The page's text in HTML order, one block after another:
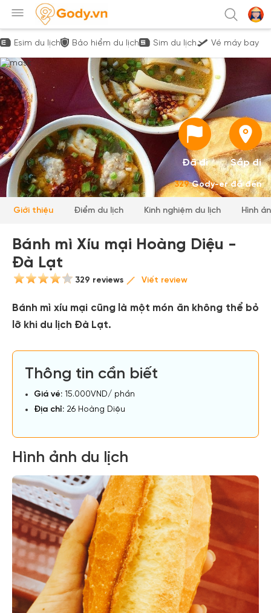
Esim du lịch Bảo hiểm du lịch Sim du lịch Vé máy bay
Đã đi Sắp đi
329Gody-er đã đến
Giới thiệu Điểm du lịch Kinh nghiệm du lịch Hình
Bánh mì Xíu mại Hoàng Diệu -
Đà Lạt
329 reviews Viết review
Bánh mì xíu mại cũng là một món ăn không thể bỏ
lỡ khi du lịch Đà Lạt.
Thông tin cần biết
Giá vé: 15.000VND/ phần
Địa chỉ: 26 Hoàng Diệu
Hình ảnh du lịch